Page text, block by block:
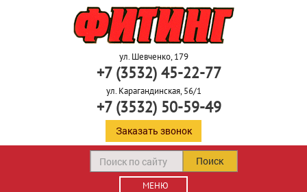
ул. Шевченко, 179
+7 (3532) 45-22-77
ул. Карагандинская, 56/1
+7 (3532) 50-59-49
Заказать звонок
МЕНЮ
Поиск